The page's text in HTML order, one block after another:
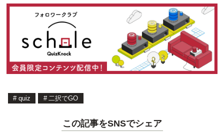
# quiz # 二択でGO
この記事をSNSでシェア